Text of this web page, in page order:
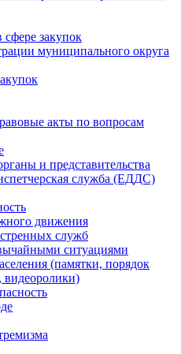
сфере закупок
муниципального округа
акты по вопросам
и представительства
служба (ЕДДС)
движения
служб
ситуациями
(памятки, порядок
видеоролики)